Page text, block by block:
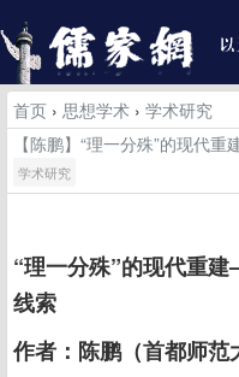
首页 › 思想学术 › 学术研究
【陈鹏】“理一分殊”的现代
学术研究
“理一分殊”的现代重
线索
作者：陈鹏（首都师范